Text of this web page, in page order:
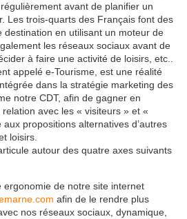
avant de planifier un
Les trois-quarts des Français font des
destination en utilisant un moteur de
les réseaux sociaux avant de
à faire une activité de loisirs, etc..
appelé e-Tourisme, est une réalité
dans la stratégie marketing des
notre CDT, afin de gagner en
avec les « visiteurs » et «
propositions alternatives d’autres
loisirs.
autour des quatre axes suivants
ergonomie de notre site internet
afin de le rendre plus
nos réseaux sociaux, dynamique,